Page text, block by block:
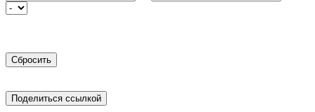
Поделиться ссылкой